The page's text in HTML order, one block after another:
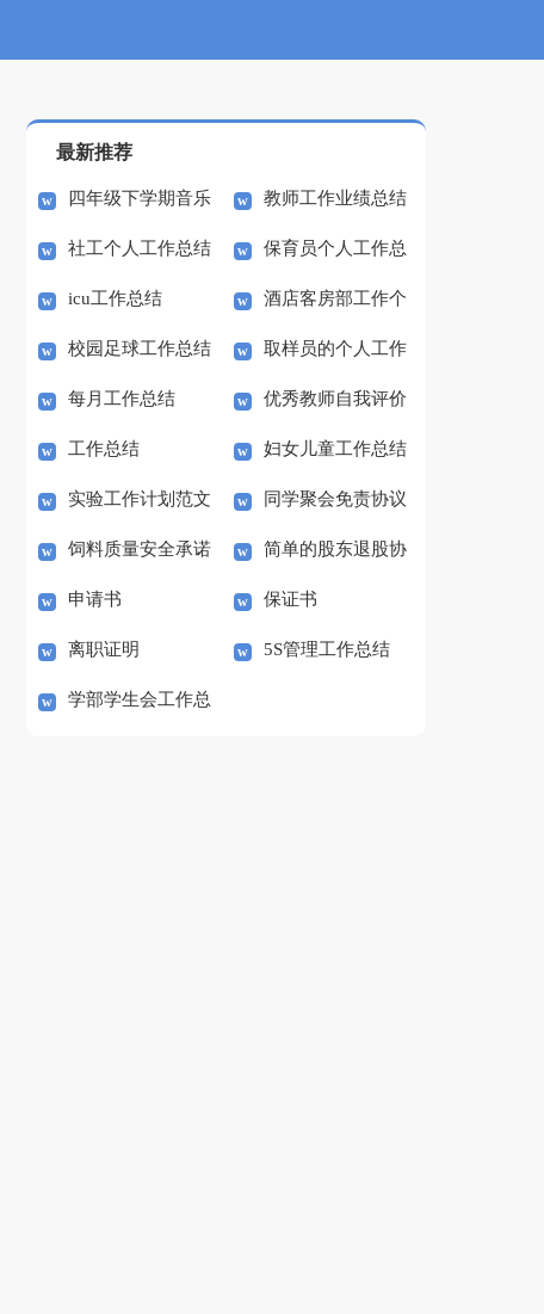
最新推荐
四年级下学期音乐
教学工作总结
教师工作业绩总结
社工个人工作总结 保育员个人工作总
结
icu工作总结 酒店客房部工作个
人总结
校园足球工作总结 取样员的个人工作
总结
每月工作总结 优秀教师自我评价
范文
工作总结 妇女儿童工作总结
及工作计划
实验工作计划范文 同学聚会免责协议
书范本
饲料质量安全承诺
书范文
简单的股东退股协
议书范本
申请书 保证书
离职证明 5S管理工作总结
学部学生会工作总